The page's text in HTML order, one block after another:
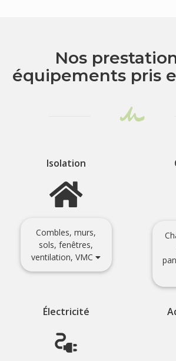
Nos
équipements pris
Isolation
Combles, murs,
sols, fenêtres,
ventilation, VMC
Électricité